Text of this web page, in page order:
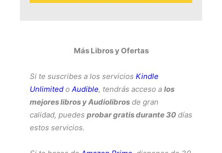
Más Libros y Ofertas
Si te suscribes a los servicios Kindle
Unlimited o Audible, tendrás acceso a los
mejores libros y Audiolibros de gran
calidad, puedes probar gratis durante 30 días
estos servicios.